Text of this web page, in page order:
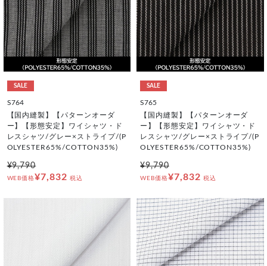
SALE
S764
【国内縫製】【パターンオーダ
ー】【形態安定】ワイシャツ・ド
レスシャツ/グレー×ストライプ/(P
OLYESTER65%/COTTON35%)
¥9,790
WEB価格¥7,832 税込
SALE
S765
【国内縫製】【パターンオーダ
ー】【形態安定】ワイシャツ・ド
レスシャツ/グレー×ストライプ/(P
OLYESTER65%/COTTON35%)
¥9,790
WEB価格¥7,832 税込